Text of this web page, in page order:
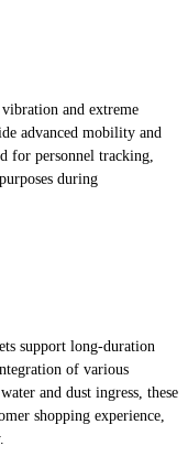
and extreme
advanced mobility and
for personnel tracking,
during
support long-duration
of various
and dust ingress, these
shopping experience,